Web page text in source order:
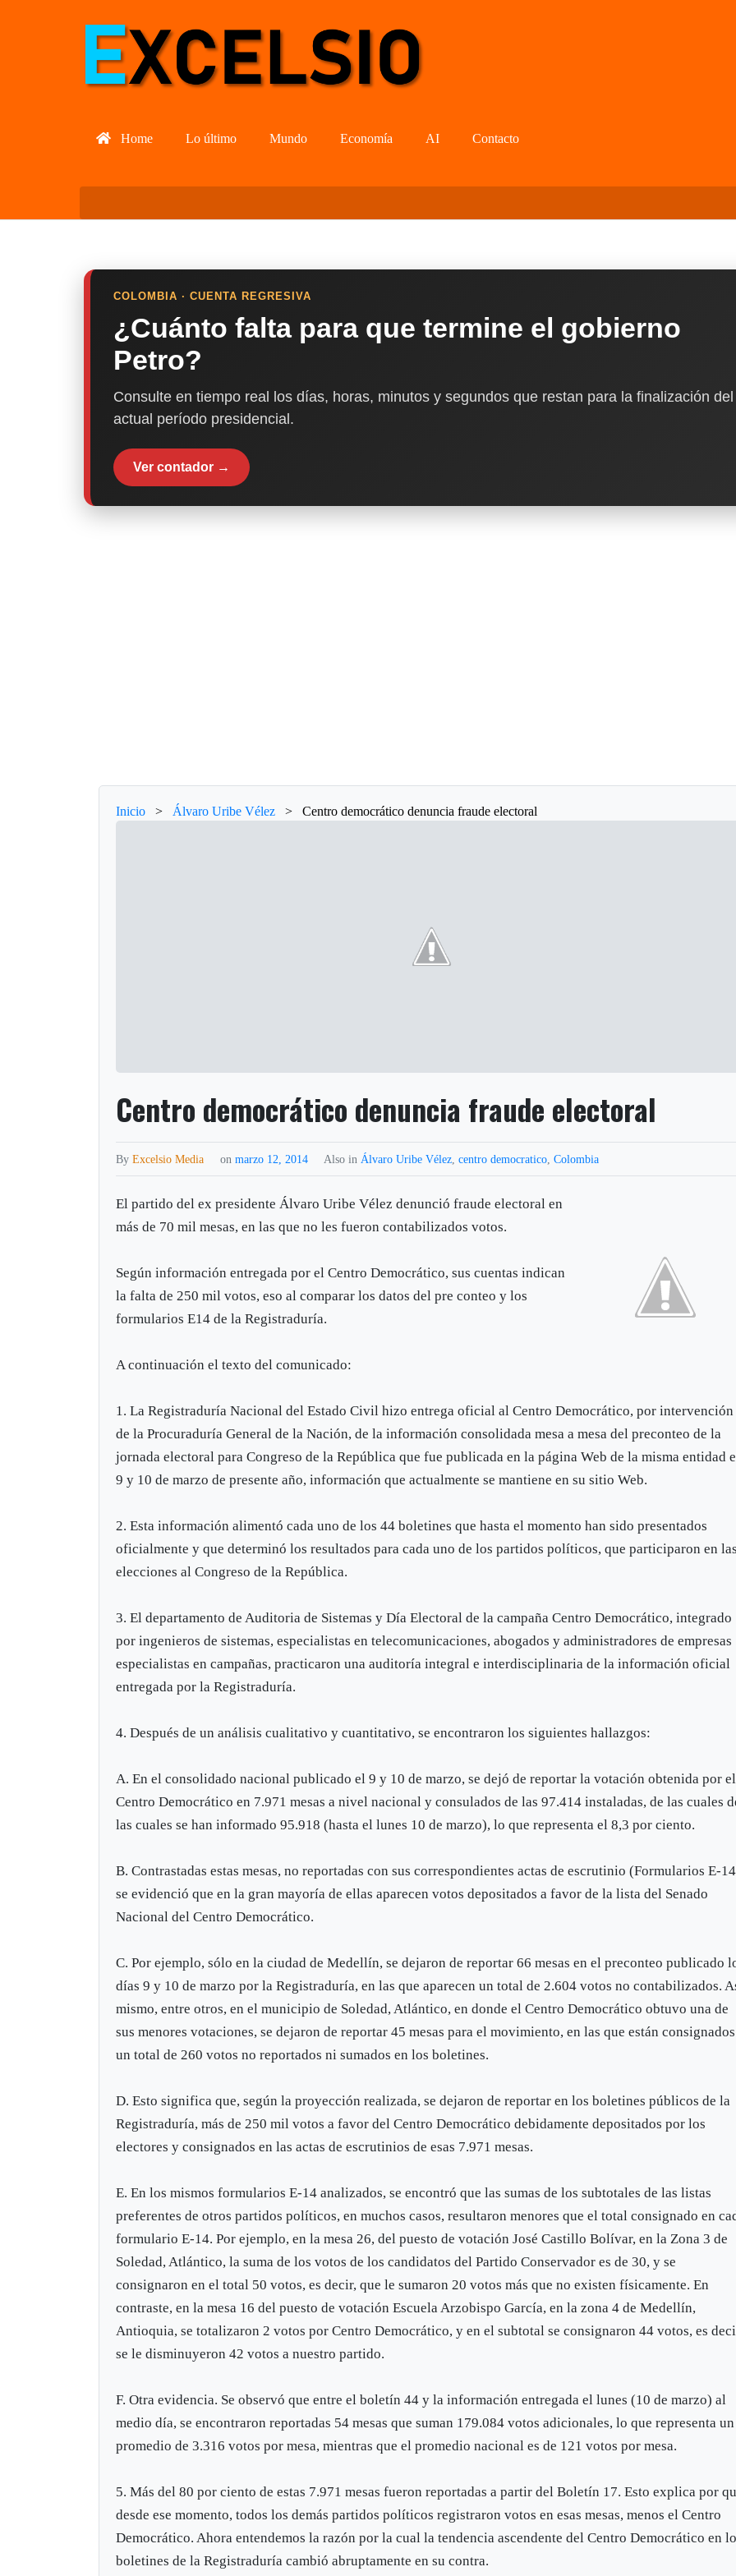
Home Lo último Mundo Economía AI Contacto
COLOMBIA · CUENTA REGRESIVA
¿Cuánto falta para que termine el gobierno
Petro?
Consulte en tiempo real los días, horas, minutos y segundos que restan para la finalización del
actual período presidencial.
Ver contador →
Inicio > Álvaro Uribe Vélez > Centro democrático denuncia fraude electoral
Centro democrático denuncia fraude electoral
ByExcelsio Media onmarzo 12, 2014 Also in Álvaro Uribe Vélez ,centro democratico ,Colombia
El partido del ex presidente Álvaro Uribe Vélez denunció fraude electoral en
más de 70 mil mesas, en las que no les fueron contabilizados votos.
Según información entregada por el Centro Democrático, sus cuentas indican
la falta de 250 mil votos, eso al comparar los datos del pre conteo y los
formularios E14 de la Registraduría.
A continuación el texto del comunicado:
1. La Registraduría Nacional del Estado Civil hizo entrega oficial al Centro Democrático, por intervención
de la Procuraduría General de la Nación, de la información consolidada mesa a mesa del preconteo de la
jornada electoral para Congreso de la República que fue publicada en la página Web de la misma entidad
9 y 10 de marzo de presente año, información que actualmente se mantiene en su sitio Web.
2. Esta información alimentó cada uno de los 44 boletines que hasta el momento han sido presentados
oficialmente y que determinó los resultados para cada uno de los partidos políticos, que participaron en las
elecciones al Congreso de la República.
3. El departamento de Auditoria de Sistemas y Día Electoral de la campaña Centro Democrático, integrado
por ingenieros de sistemas, especialistas en telecomunicaciones, abogados y administradores de empresas
especialistas en campañas, practicaron una auditoría integral e interdisciplinaria de la información oficial
entregada por la Registraduría.
4. Después de un análisis cualitativo y cuantitativo, se encontraron los siguientes hallazgos:
A. En el consolidado nacional publicado el 9 y 10 de marzo, se dejó de reportar la votación obtenida por el
Centro Democrático en 7.971 mesas a nivel nacional y consulados de las 97.414 instaladas, de las cuales
las cuales se han informado 95.918 (hasta el lunes 10 de marzo), lo que representa el 8,3 por ciento.
B. Contrastadas estas mesas, no reportadas con sus correspondientes actas de escrutinio (Formularios E-
se evidenció que en la gran mayoría de ellas aparecen votos depositados a favor de la lista del Senado
Nacional del Centro Democrático.
C. Por ejemplo, sólo en la ciudad de Medellín, se dejaron de reportar 66 mesas en el preconteo publicado
días 9 y 10 de marzo por la Registraduría, en las que aparecen un total de 2.604 votos no contabilizados.
mismo, entre otros, en el municipio de Soledad, Atlántico, en donde el Centro Democrático obtuvo una de
sus menores votaciones, se dejaron de reportar 45 mesas para el movimiento, en las que están consignados
un total de 260 votos no reportados ni sumados en los boletines.
D. Esto significa que, según la proyección realizada, se dejaron de reportar en los boletines públicos de la
Registraduría, más de 250 mil votos a favor del Centro Democrático debidamente depositados por los
electores y consignados en las actas de escrutinios de esas 7.971 mesas.
E. En los mismos formularios E-14 analizados, se encontró que las sumas de los subtotales de las listas
preferentes de otros partidos políticos, en muchos casos, resultaron menores que el total consignado en
formulario E-14. Por ejemplo, en la mesa 26, del puesto de votación José Castillo Bolívar, en la Zona 3 de
Soledad, Atlántico, la suma de los votos de los candidatos del Partido Conservador es de 30, y se
consignaron en el total 50 votos, es decir, que le sumaron 20 votos más que no existen físicamente. En
contraste, en la mesa 16 del puesto de votación Escuela Arzobispo García, en la zona 4 de Medellín,
Antioquia, se totalizaron 2 votos por Centro Democrático, y en el subtotal se consignaron 44 votos, es
se le disminuyeron 42 votos a nuestro partido.
F. Otra evidencia. Se observó que entre el boletín 44 y la información entregada el lunes (10 de marzo) al
medio día, se encontraron reportadas 54 mesas que suman 179.084 votos adicionales, lo que representa un
promedio de 3.316 votos por mesa, mientras que el promedio nacional es de 121 votos por mesa.
5. Más del 80 por ciento de estas 7.971 mesas fueron reportadas a partir del Boletín 17. Esto explica por
desde ese momento, todos los demás partidos políticos registraron votos en esas mesas, menos el Centro
Democrático. Ahora entendemos la razón por la cual la tendencia ascendente del Centro Democrático en
boletines de la Registraduría cambió abruptamente en su contra.